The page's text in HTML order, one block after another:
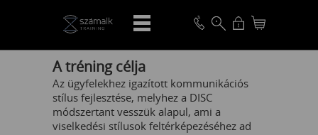
VISSZA
A tréning célja
Az ügyfelekhez igazított kommunikációs
stílus fejlesztése, melyhez a DISC
módszertant vesszük alapul, ami a
viselkedési stílusok feltérképezéséhez ad